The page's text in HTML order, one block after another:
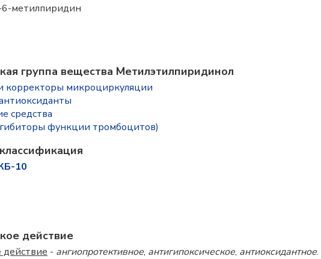
метилпиридин
группа вещества Метилэтилпиридинол
корректоры микроциркуляции
средства
функции тромбоцитов)
10
действие
действие - ангиопротективное, антигипоксическое, антиоксидантное.